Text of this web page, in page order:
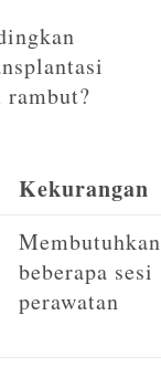
rambut?
Kekurangan
Membutuhkan
beberapa sesi
perawatan